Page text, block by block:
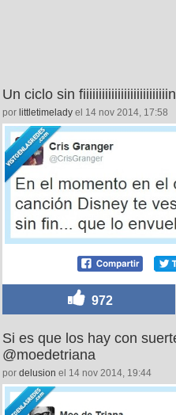
Un ciclo sin
por littletimelady el 14 nov 2014, 17:58
972
Si es que los hay con
@moedetriana
por delusion el 14 nov 2014, 19:44